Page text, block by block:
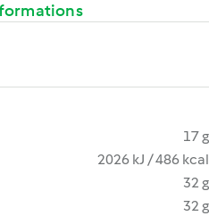
17 g
2026 kJ / 486 kcal
32 g
32 g